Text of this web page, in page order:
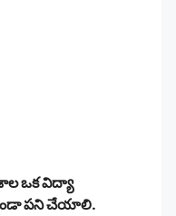
ఒక విద్యా
పని చేయాలి.